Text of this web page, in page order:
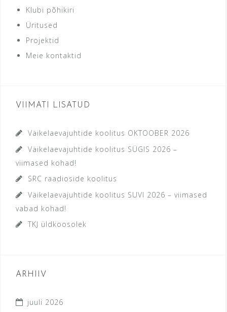
Klubi põhikiri
Üritused
Projektid
Meie kontaktid
VIIMATI LISATUD
Väikelaevajuhtide koolitus OKTOOBER 2026
Väikelaevajuhtide koolitus SÜGIS 2026 –
viimased kohad!
SRC raadioside koolitus
Väikelaevajuhtide koolitus SUVI 2026 – viimased
vabad kohad!
TKJ üldkoosolek
ARHIIV
juuli 2026